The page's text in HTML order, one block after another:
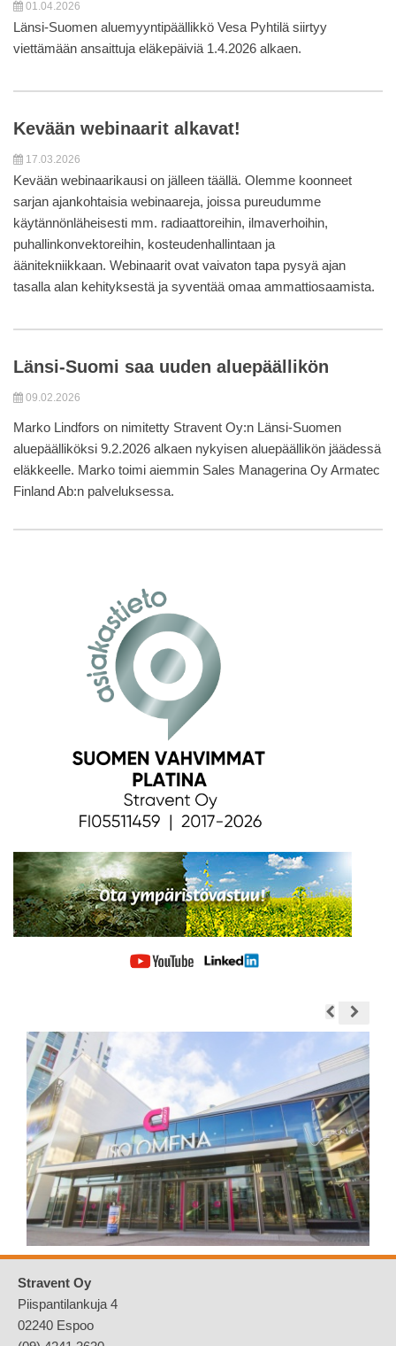
01.04.2026
Länsi-Suomen aluemyyntipäällikkö Vesa Pyhtilä siirtyy
viettämään ansaittuja eläkepäiviä 1.4.2026 alkaen.
Kevään webinaarit alkavat!
17.03.2026
Kevään webinaarikausi on jälleen täällä. Olemme koonneet
sarjan ajankohtaisia webinaareja, joissa pureudumme
käytännönläheisesti mm. radiaattoreihin, ilmaverhoihin,
puhallinkonvektoreihin, kosteudenhallintaan ja
äänitekniikkaan. Webinaarit ovat vaivaton tapa pysyä ajan
tasalla alan kehityksestä ja syventää omaa ammattiosaamista.
Länsi-Suomi saa uuden aluepäällikön
09.02.2026
Marko Lindfors on nimitetty Stravent Oy:n Länsi-Suomen
aluepäälliköksi 9.2.2026 alkaen nykyisen aluepäällikön jäädessä
eläkkeelle. Marko toimi aiemmin Sales Managerina Oy Armatec
Finland Ab:n palveluksessa.
Stravent Oy
Piispantilankuja 4
02240 Espoo